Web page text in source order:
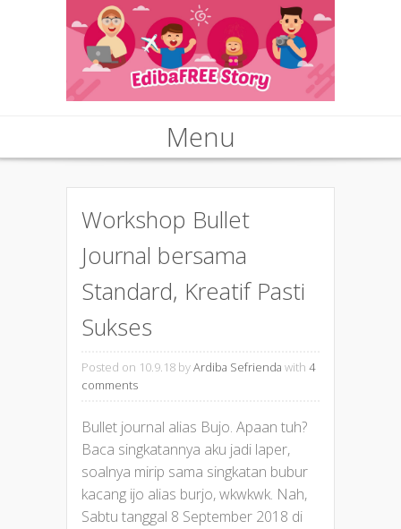
Menu
Workshop Bullet
Journal bersama
Standard, Kreatif Pasti
Sukses
Posted on 10.9.18 byArdiba Sefrienda with 4
comments
Bullet journal alias Bujo. Apaan tuh?
Baca singkatannya aku jadi laper,
soalnya mirip sama singkatan bubur
kacang ijo alias burjo, wkwkwk. Nah,
Sabtu tanggal 8 September 2018 di